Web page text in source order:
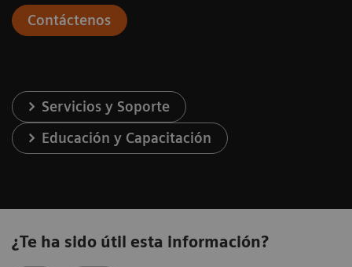
Contáctenos
Servicios y Soporte
Educación y Capacitación
¿Te ha sido útil esta información?